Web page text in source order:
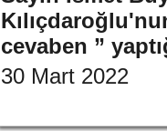
cevaben ”
30 Mart 2022